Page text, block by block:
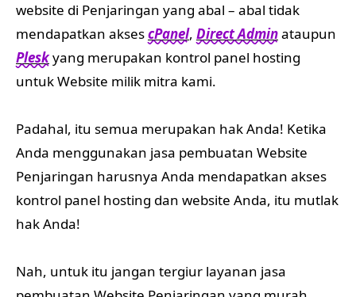
website di Penjaringan yang abal – abal tidak
mendapatkan aksescPanel, Direct Adminataupun
Pleskyang merupakan kontrol panel hosting
untuk Website milik mitra kami.
Padahal, itu semua merupakan hak Anda! Ketika
Anda menggunakan jasa pembuatan Website
Penjaringan harusnya Anda mendapatkan akses
kontrol panel hosting dan website Anda, itu mutlak
hak Anda!
Nah, untuk itu jangan tergiur layanan jasa